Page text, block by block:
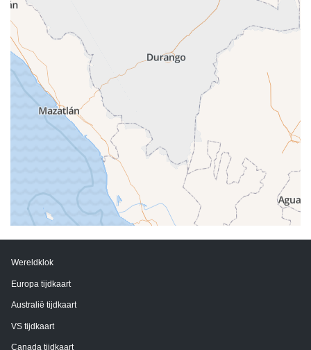
Wereldklok
Europa tijdkaart
Australië tijdkaart
VS tijdkaart
Canada tijdkaart